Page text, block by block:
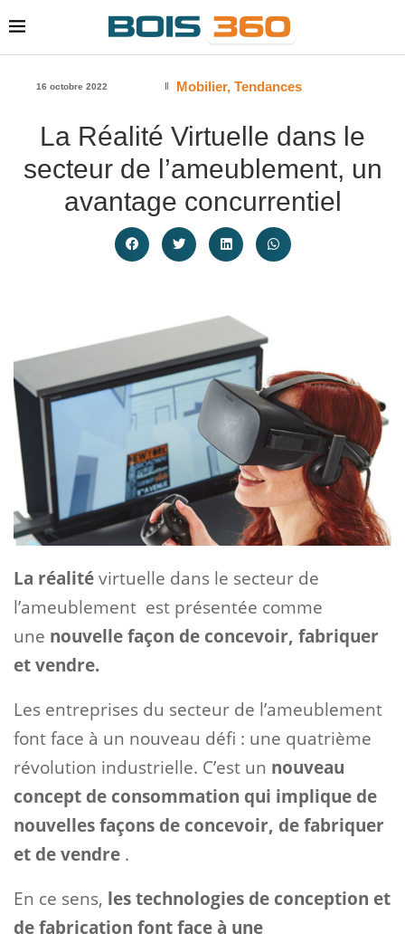
16 octobre 2022 Mobilier,Tendances
La Réalité Virtuelle dans le
secteur de l’ameublement, un
avantage concurrentiel
La réalitévirtuelle dans le secteur de
l’ameublement est présentée comme
une nouvelle façon de concevoir, fabriquer
et vendre.
Les entreprises du secteur de l’ameublement
font face à un nouveau défi : une quatrième
révolution industrielle. C’est un nouveau
concept de consommation qui implique de
nouvelles façons de concevoir, de fabriquer
et de vendre .
En ce sens, les technologies de conception et
de fabrication font face à une